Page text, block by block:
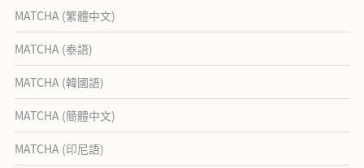
MATCHA (繁體中文)
MATCHA (泰語)
MATCHA (韓國語)
MATCHA (簡體中文)
MATCHA (印尼語)